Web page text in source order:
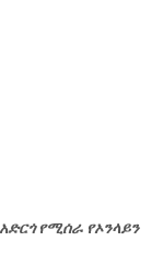
የሚሰራ የኦንላይን